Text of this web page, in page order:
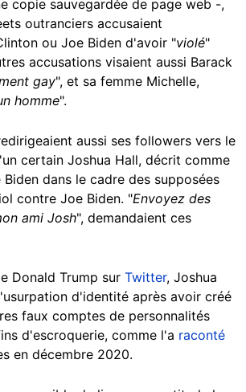
copie sauvegardée de page web -,
outranciers accusaient
ou Joe Biden d'avoir "violé"
accusations visaient aussi Barack
gay", et sa femme Michelle,
homme".
aussi ses followers vers le
certain Joshua Hall, décrit comme
dans le cadre des supposées
contre Joe Biden. "Envoyez des
ami Josh", demandaient ces
Donald Trump sur Twitter, Joshua
d'identité après avoir créé
faux comptes de personnalités
d'escroquerie, comme l'a raconté
en décembre 2020.